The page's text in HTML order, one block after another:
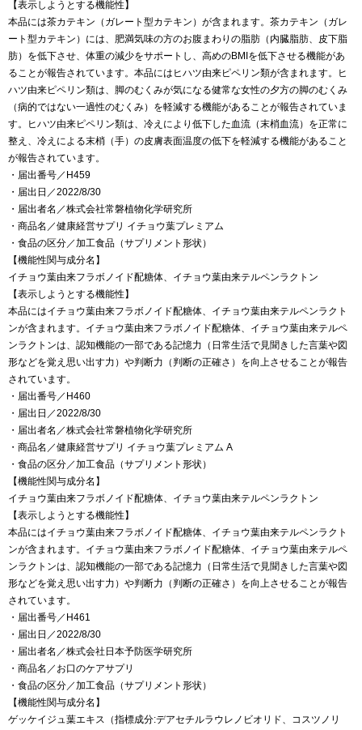
【表示しようとする機能性】
本品には茶カテキン（ガレート型カテキン）が含まれます。茶カテキン（ガレ
ート型カテキン）には、肥満気味の方のお腹まわりの脂肪（内臓脂肪、皮下脂
肪）を低下させ、体重の減少をサポートし、高めのBMIを低下させる機能があ
ることが報告されています。本品にはヒハツ由来ピペリン類が含まれます。ヒ
ハツ由来ピペリン類は、脚のむくみが気になる健常な女性の夕方の脚のむくみ
（病的ではない一過性のむくみ）を軽減する機能があることが報告されていま
す。ヒハツ由来ピペリン類は、冷えにより低下した血流（末梢血流）を正常に
整え、冷えによる末梢（手）の皮膚表面温度の低下を軽減する機能があること
が報告されています。
・届出番号／H459
・届出日／2022/8/30
・届出者名／株式会社常磐植物化学研究所
・商品名／健康経営サプリ イチョウ葉プレミアム
・食品の区分／加工食品（サプリメント形状）
【機能性関与成分名】
イチョウ葉由来フラボノイド配糖体、イチョウ葉由来テルペンラクトン
【表示しようとする機能性】
本品にはイチョウ葉由来フラボノイド配糖体、イチョウ葉由来テルペンラクト
ンが含まれます。イチョウ葉由来フラボノイド配糖体、イチョウ葉由来テルペ
ンラクトンは、認知機能の一部である記憶力（日常生活で見聞きした言葉や図
形などを覚え思い出す力）や判断力（判断の正確さ）を向上させることが報告
されています。
・届出番号／H460
・届出日／2022/8/30
・届出者名／株式会社常磐植物化学研究所
・商品名／健康経営サプリ イチョウ葉プレミアム A
・食品の区分／加工食品（サプリメント形状）
【機能性関与成分名】
イチョウ葉由来フラボノイド配糖体、イチョウ葉由来テルペンラクトン
【表示しようとする機能性】
本品にはイチョウ葉由来フラボノイド配糖体、イチョウ葉由来テルペンラクト
ンが含まれます。イチョウ葉由来フラボノイド配糖体、イチョウ葉由来テルペ
ンラクトンは、認知機能の一部である記憶力（日常生活で見聞きした言葉や図
形などを覚え思い出す力）や判断力（判断の正確さ）を向上させることが報告
されています。
・届出番号／H461
・届出日／2022/8/30
・届出者名／株式会社日本予防医学研究所
・商品名／お口のケアサプリ
・食品の区分／加工食品（サプリメント形状）
【機能性関与成分名】
ゲッケイジュ葉エキス（指標成分:デアセチルラウレノビオリド、コスツノリ